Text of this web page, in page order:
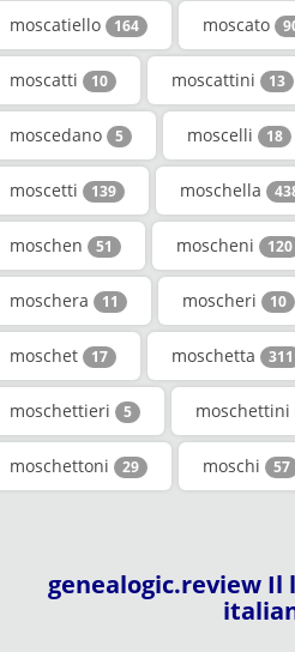
moscatiello 164 moscato
moscatti 10 moscattini 13
moscedano 5 moscelli 18
moscetti 139 moschella
moschen 51 moscheni 120
moschera 11 moscheri 10
moschet 17 moschetta 311
moschettieri 5 moschettini
moschettoni 29 moschi 57
genealogic.review Il